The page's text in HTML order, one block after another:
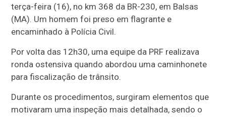
terça-feira (16), no km 368 da BR-230, em Balsas
(MA). Um homem foi preso em flagrante e
encaminhado à Polícia Civil.
Por volta das 12h30, uma equipe da PRF realizava
ronda ostensiva quando abordou uma caminhonete
para fiscalização de trânsito.
Durante os procedimentos, surgiram elementos que
motivaram uma inspeção mais detalhada, sendo o